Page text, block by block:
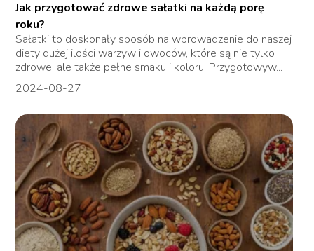
Jak przygotować zdrowe sałatki na każdą porę
roku?
Sałatki to doskonały sposób na wprowadzenie do naszej
diety dużej ilości warzyw i owoców, które są nie tylko
zdrowe, ale także pełne smaku i koloru. Przygotowyw...
2024-08-27